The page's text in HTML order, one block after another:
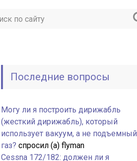
Последние вопросы
Могу ли я построить дирижабль
(жесткий дирижабль), который
использует вакуум, а не подъемный
газ? спросил (а) flyman
Cessna 172/182: должен ли я